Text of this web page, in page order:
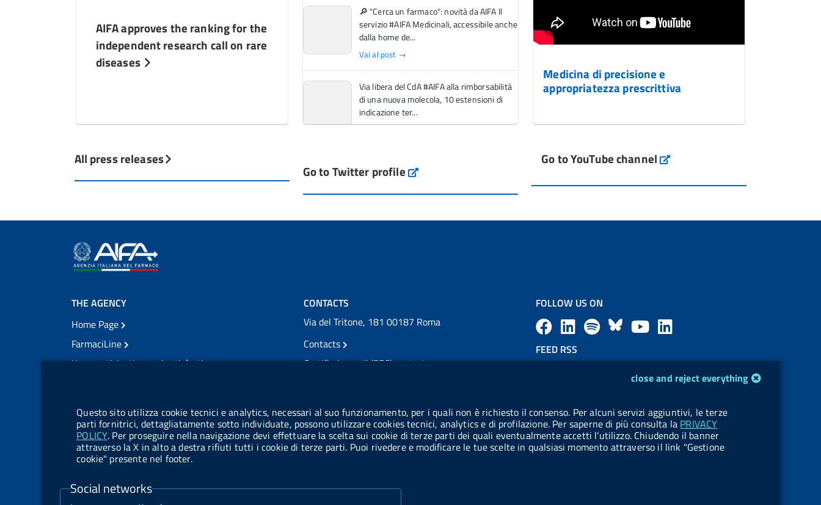
AIFA approves the ranking for the
independent research call on rare
diseases
All press releases
🔎 "Cerca un farmaco": novità da AIFA Il
servizio #AIFA Medicinali, accessibile anche
dalla home de...
Vai al post →
Via libera del CdA #AIFA alla rimborsabilità
di una nuova molecola, 10 estensioni di
indicazione ter...
per l'accesso ai #farmaci orfani rimborsati
Go to Twitter profile aifa_ufficiale
Medicina di precisione e
appropriatezza prescrittiva
Go to YouTube channel
close and reject everything
Questo sito utilizza cookie tecnici e analytics, necessari al suo funzionamento, per i quali non è richiesto il consenso. Per alcuni servizi aggiuntivi, le terze
parti fornitrici, dettagliatamente sotto individuate, possono utilizzare cookies tecnici, analytics e di profilazione. Per saperne di più consulta la PRIVACY
POLICY. Per proseguire nella navigazione devi effettuare la scelta sui cookie di terze parti dei quali eventualmente accetti l’utilizzo. Chiudendo il banner
attraverso la X in alto a destra rifiuti tutti i cookie di terze parti. Puoi rivedere e modificare le tue scelte in qualsiasi momento attraverso il link "Gestione
cookie" presente nel footer.
Social networks
THE AGENCY
Home Page
FarmaciLine
User participation and satisfaction
Open governance
Acts of notification
Legal notification
TrovaNormeFarmaco
CONTACTS
Via del Tritone, 181 00187 Roma
Contacts
Certified e-mail (PEC) contacts
Tax code: 97345810580
IPA AIFA code: aifa_rm
IPA UCB code: UFE1TR
FOLLOW US ON
F
a
b
o
L
e
d
l
.
B
u
s
k
Y
u
u
b
n
e
d
FEED RSS
e
d
Cookie management